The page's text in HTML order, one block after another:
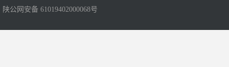
陕公网安备 61019402000068号